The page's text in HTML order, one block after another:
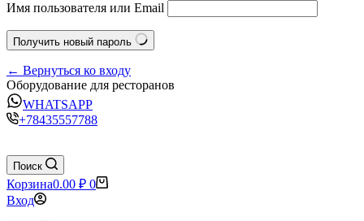
Имя пользователя или Email
Получить новый пароль
← Вернуться ко входу
Оборудование для ресторанов
WHATSAPP
+78435557788
Поиск
Корзина0.00 ₽ 0
Вход